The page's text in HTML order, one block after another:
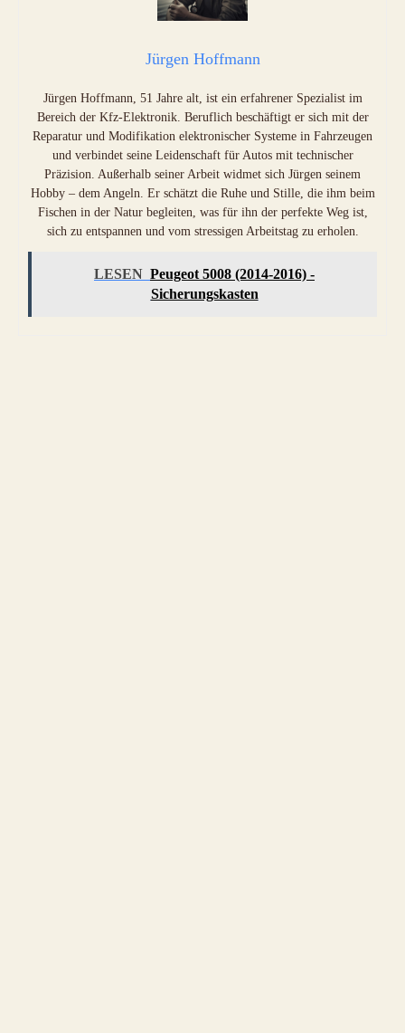
Jürgen Hoffmann
Jürgen Hoffmann, 51 Jahre alt, ist ein erfahrener Spezialist im
Bereich der Kfz-Elektronik. Beruflich beschäftigt er sich mit der
Reparatur und Modifikation elektronischer Systeme in Fahrzeugen
und verbindet seine Leidenschaft für Autos mit technischer
Präzision. Außerhalb seiner Arbeit widmet sich Jürgen seinem
Hobby – dem Angeln. Er schätzt die Ruhe und Stille, die ihm beim
Fischen in der Natur begleiten, was für ihn der perfekte Weg ist,
sich zu entspannen und vom stressigen Arbeitstag zu erholen.
LESEN Peugeot 5008 (2014-2016) -
Sicherungskasten